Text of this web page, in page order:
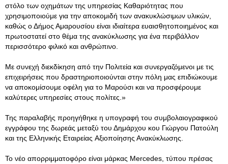
στόλο των οχημάτων της υπηρεσίας Καθαριότητας που
χρησιμοποιούμε για την αποκομιδή των ανακυκλώσιμων υλικών,
καθώς ο Δήμος Αμαρουσίου είναι ιδιαίτερα ευαισθητοποιημένος και
πρωτοστατεί στο θέμα της ανακύκλωσης για ένα περιβάλλον
περισσότερο φιλικό και ανθρώπινο.
Με συνεχή διεκδίκηση από την Πολιτεία και συνεργαζόμενοι με τις
επιχειρήσεις που δραστηριοποιούνται στην πόλη μας επιδιώκουμε
να αποκομίσουμε οφέλη για το Μαρούσι και να προσφέρουμε
καλύτερες υπηρεσίες στους πολίτες.»
Της παραλαβής προηγήθηκε η υπογραφή του συμβολαιογραφικού
εγγράφου της δωρεάς μεταξύ του Δημάρχου κου Γιώργου Πατούλη
και της Ελληνικής Εταιρείας Αξιοποίησης Ανακύκλωσης.
To νέο απορριμματοφόρο είναι μάρκας Mercedes, τύπου πρέσας